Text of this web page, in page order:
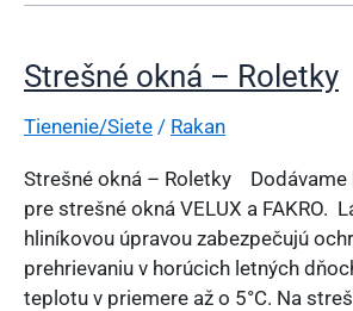
Strešné okná – Roletky
Tienenie/Siete / Rakan
Strešné okná – Roletky Dodávame
pre strešné okná VELUX a FAKRO.
hliníkovou úpravou zabezpečujú
prehrievaniu v horúcich letných
teplotu v priemere až o 5°C. Na